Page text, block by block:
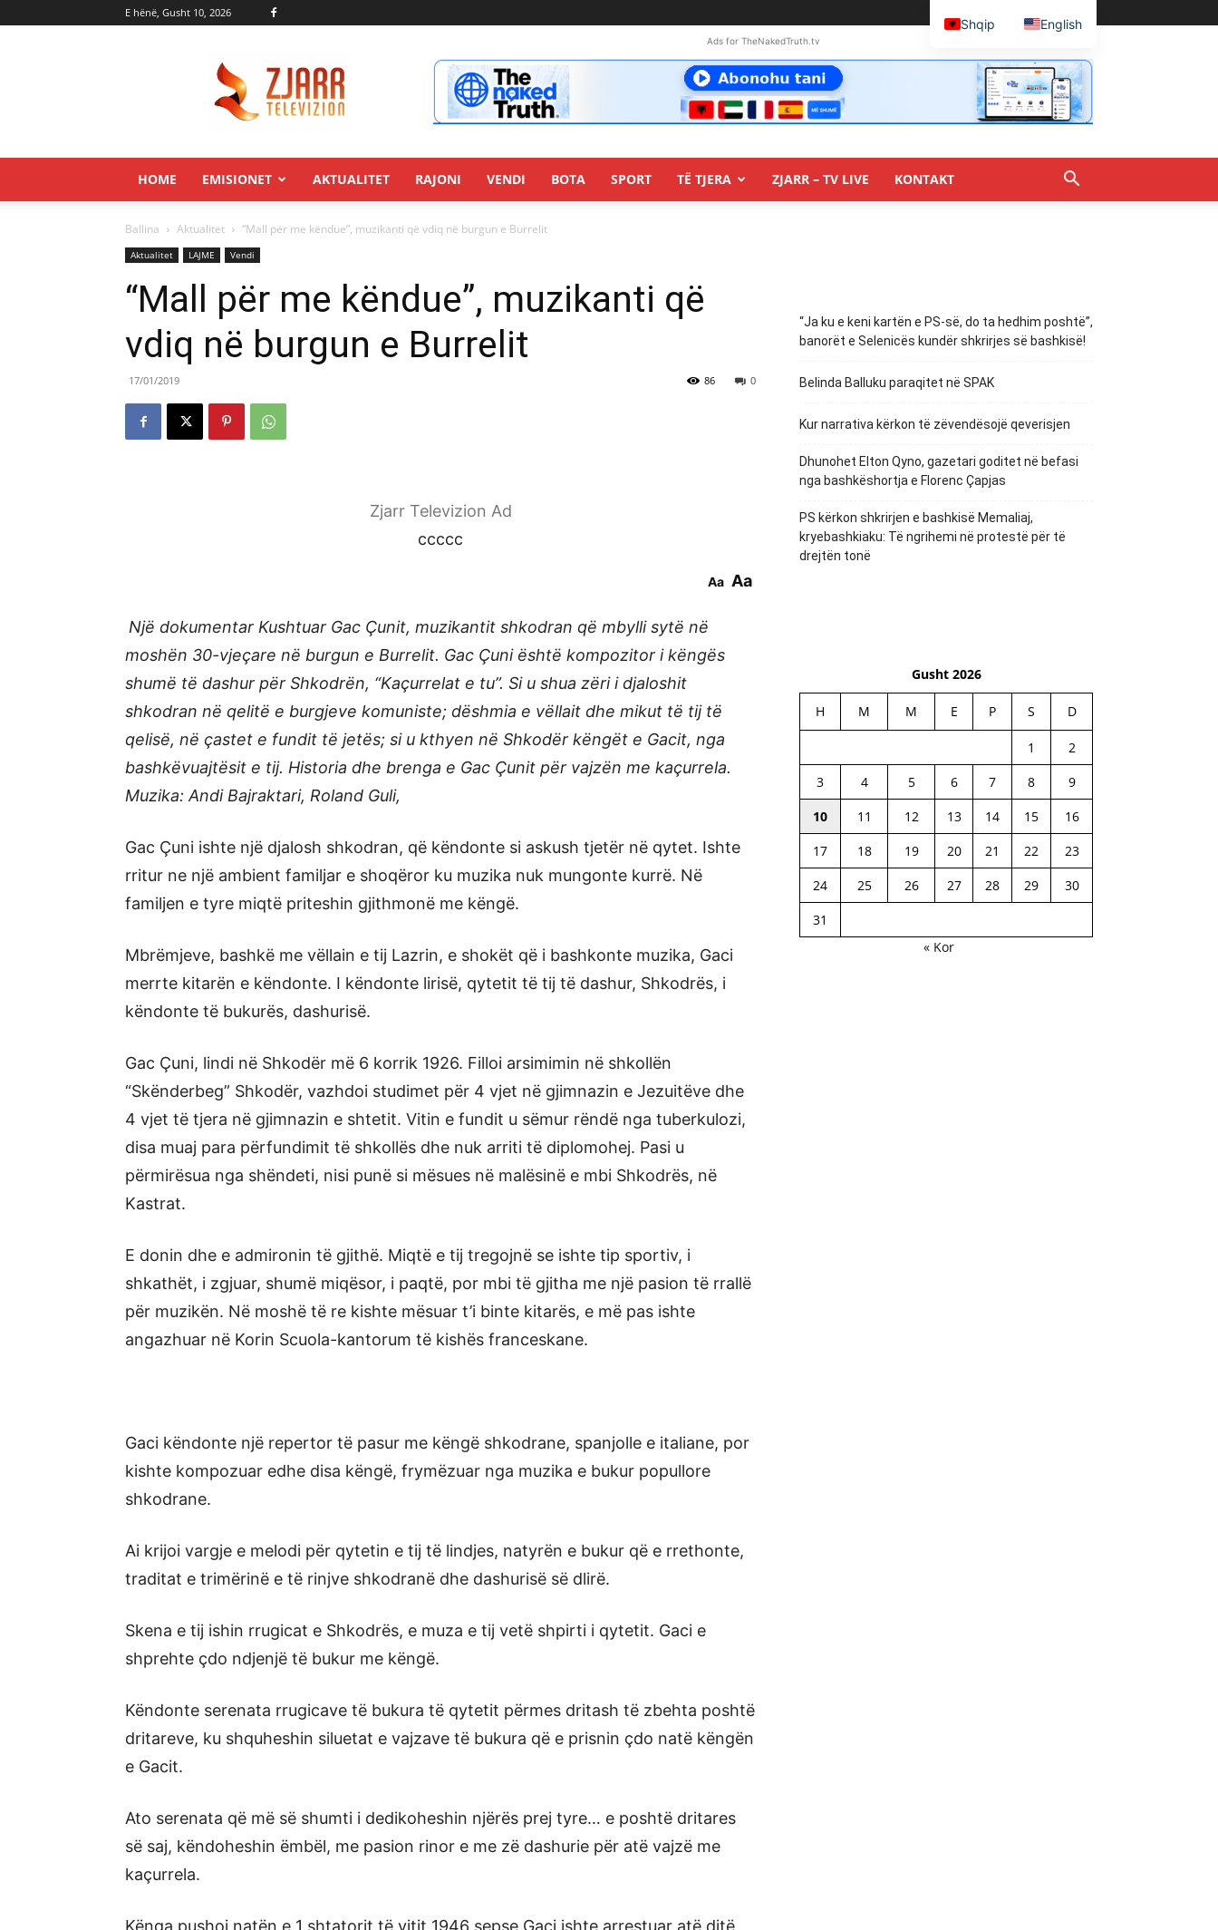
E hënë, Gusht 10, 2026
Ads for TheNakedTruth.tv
HOME EMISIONET AKTUALITET RAJONI VENDI BOTA SPORT TË TJERA ZJARR – TV LIVE KONTAKT
Ballina Aktualitet “Mall për me këndue”, muzikanti që vdiq në burgun e Burrelit
Aktualitet LAJME Vendi
“Mall për me këndue”, muzikanti që
vdiq në burgun e Burrelit
17/01/2019 0
86
Zjarr Televizion Ad
ccccc
Aa Aa
Një dokumentar Kushtuar Gac Çunit, muzikantit shkodran që mbylli sytë në
moshën 30-vjeçare në burgun e Burrelit. Gac Çuni është kompozitor i këngës
shumë të dashur për Shkodrën, “Kaçurrelat e tu”. Si u shua zëri i djaloshit
shkodran në qelitë e burgjeve komuniste; dëshmia e vëllait dhe mikut të tij të
qelisë, në çastet e fundit të jetës; si u kthyen në Shkodër këngët e Gacit, nga
bashkëvuajtësit e tij. Historia dhe brenga e Gac Çunit për vajzën me kaçurrela.
Muzika: Andi Bajraktari, Roland Guli,
Gac Çuni ishte një djalosh shkodran, që këndonte si askush tjetër në qytet. Ishte
rritur ne një ambient familjar e shoqëror ku muzika nuk mungonte kurrë. Në
familjen e tyre miqtë priteshin gjithmonë me këngë.
Mbrëmjeve, bashkë me vëllain e tij Lazrin, e shokët që i bashkonte muzika, Gaci
merrte kitarën e këndonte. I këndonte lirisë, qytetit të tij të dashur, Shkodrës, i
këndonte të bukurës, dashurisë.
Gac Çuni, lindi në Shkodër më 6 korrik 1926. Filloi arsimimin në shkollën
“Skënderbeg” Shkodër, vazhdoi studimet për 4 vjet në gjimnazin e Jezuitëve dhe
4 vjet të tjera në gjimnazin e shtetit. Vitin e fundit u sëmur rëndë nga tuberkulozi,
disa muaj para përfundimit të shkollës dhe nuk arriti të diplomohej. Pasi u
përmirësua nga shëndeti, nisi punë si mësues në malësinë e mbi Shkodrës, në
Kastrat.
E donin dhe e admironin të gjithë. Miqtë e tij tregojnë se ishte tip sportiv, i
shkathët, i zgjuar, shumë miqësor, i paqtë, por mbi të gjitha me një pasion të rrallë
për muzikën. Në moshë të re kishte mësuar t’i binte kitarës, e më pas ishte
angazhuar në Korin Scuola-kantorum të kishës franceskane.
Gaci këndonte një repertor të pasur me këngë shkodrane, spanjolle e italiane, por
kishte kompozuar edhe disa këngë, frymëzuar nga muzika e bukur popullore
shkodrane.
Ai krijoi vargje e melodi për qytetin e tij të lindjes, natyrën e bukur që e rrethonte,
traditat e trimërinë e të rinjve shkodranë dhe dashurisë së dlirë.
Skena e tij ishin rrugicat e Shkodrës, e muza e tij vetë shpirti i qytetit. Gaci e
shprehte çdo ndjenjë të bukur me këngë.
Këndonte serenata rrugicave të bukura të qytetit përmes dritash të zbehta poshtë
dritareve, ku shquheshin siluetat e vajzave të bukura që e prisnin çdo natë këngën
e Gacit.
Ato serenata që më së shumti i dedikoheshin njërës prej tyre… e poshtë dritares
së saj, këndoheshin ëmbël, me pasion rinor e me zë dashurie për atë vajzë me
kaçurrela.
Kënga pushoi natën e 1 shtatorit të vitit 1946 sepse Gaci ishte arrestuar atë ditë
“Ja ku e keni kartën e PS-së, do ta hedhim poshtë”,
banorët e Selenicës kundër shkrirjes së bashkisë!
Belinda Balluku paraqitet në SPAK
Kur narrativa kërkon të zëvendësojë qeverisjen
Dhunohet Elton Qyno, gazetari goditet në befasi
nga bashkëshortja e Florenc Çapjas
PS kërkon shkrirjen e bashkisë Memaliaj,
kryebashkiaku: Të ngrihemi në protestë për të
drejtën tonë
Gusht 2026
H M M E P S D
1
2
3
4 5 6 7 8
9
10
11 12 13 14 15
16
17
18 19 20 21 22
23
24
25 26 27 28 29
30
31
« Kor
Shqip English